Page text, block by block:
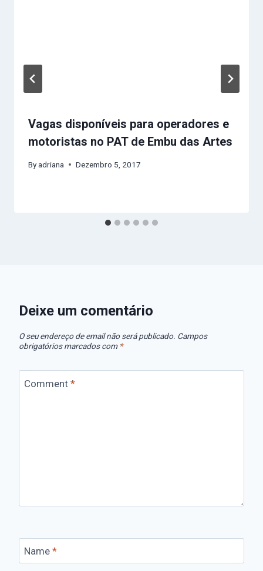
Vagas disponíveis para operadores e
motoristas no PAT de Embu das Artes
Byadriana Dezembro 5, 2017
Deixe um comentário
O seu endereço de email não será publicado. Campos
obrigatórios marcados com *
Comment *
Name *